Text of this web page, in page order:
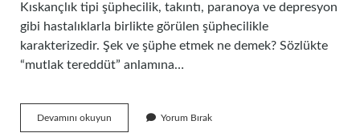
Kıskançlık tipi şüphecilik, takıntı, paranoya ve depresyon
gibi hastalıklarla birlikte görülen şüphecilikle
karakterizedir. Şek ve şüphe etmek ne demek? Sözlükte
“mutlak tereddüt” anlamına…
Devamını okuyun
Etmek
Yorum Bırak